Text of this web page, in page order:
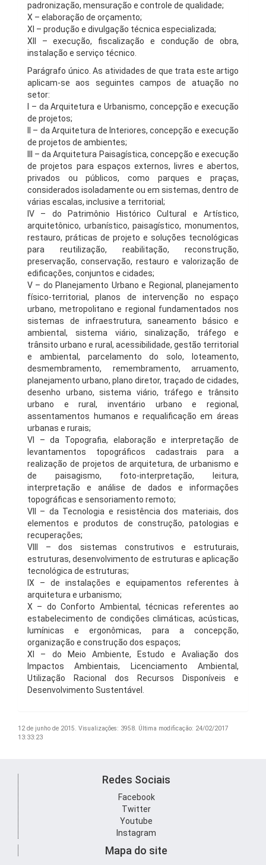
padronização, mensuração e controle de qualidade;
X – elaboração de orçamento;
XI – produção e divulgação técnica especializada;
XII – execução, fiscalização e condução de obra,
instalação e serviço técnico.
Parágrafo único. As atividades de que trata este artigo
aplicam-se aos seguintes campos de atuação no
setor:
I – da Arquitetura e Urbanismo, concepção e execução
de projetos;
II – da Arquitetura de Interiores, concepção e execução
de projetos de ambientes;
III – da Arquitetura Paisagística, concepção e execução
de projetos para espaços externos, livres e abertos,
privados ou públicos, como parques e praças,
considerados isoladamente ou em sistemas, dentro de
várias escalas, inclusive a territorial;
IV – do Patrimônio Histórico Cultural e Artístico,
arquitetônico, urbanístico, paisagístico, monumentos,
restauro, práticas de projeto e soluções tecnológicas
para reutilização, reabilitação, reconstrução,
preservação, conservação, restauro e valorização de
edificações, conjuntos e cidades;
V – do Planejamento Urbano e Regional, planejamento
físico-territorial, planos de intervenção no espaço
urbano, metropolitano e regional fundamentados nos
sistemas de infraestrutura, saneamento básico e
ambiental, sistema viário, sinalização, tráfego e
trânsito urbano e rural, acessibilidade, gestão territorial
e ambiental, parcelamento do solo, loteamento,
desmembramento, remembramento, arruamento,
planejamento urbano, plano diretor, traçado de cidades,
desenho urbano, sistema viário, tráfego e trânsito
urbano e rural, inventário urbano e regional,
assentamentos humanos e requalificação em áreas
urbanas e rurais;
VI – da Topografia, elaboração e interpretação de
levantamentos topográficos cadastrais para a
realização de projetos de arquitetura, de urbanismo e
de paisagismo, foto-interpretação, leitura,
interpretação e análise de dados e informações
topográficas e sensoriamento remoto;
VII – da Tecnologia e resistência dos materiais, dos
elementos e produtos de construção, patologias e
recuperações;
VIII – dos sistemas construtivos e estruturais,
estruturas, desenvolvimento de estruturas e aplicação
tecnológica de estruturas;
IX – de instalações e equipamentos referentes à
arquitetura e urbanismo;
X – do Conforto Ambiental, técnicas referentes ao
estabelecimento de condições climáticas, acústicas,
lumínicas e ergonômicas, para a concepção,
organização e construção dos espaços;
XI – do Meio Ambiente, Estudo e Avaliação dos
Impactos Ambientais, Licenciamento Ambiental,
Utilização Racional dos Recursos Disponíveis e
Desenvolvimento Sustentável.
12 de junho de 2015. Visualizações: 3958. Última modificação: 24/02/2017
13:33:23
Redes Sociais
Facebook
Twitter
Youtube
Instagram
Mapa do site